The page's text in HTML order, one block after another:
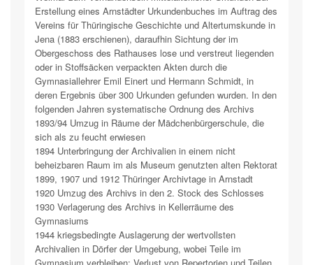
Erstellung eines Arnstädter Urkundenbuches im Auftrag des
Vereins für Thüringische Geschichte und Altertumskunde in
Jena (1883 erschienen), daraufhin Sichtung der im
Obergeschoss des Rathauses lose und verstreut liegenden
oder in Stoffsäcken verpackten Akten durch die
Gymnasiallehrer Emil Einert und Hermann Schmidt, in
deren Ergebnis über 300 Urkunden gefunden wurden. In den
folgenden Jahren systematische Ordnung des Archivs
1893/94 Umzug in Räume der Mädchenbürgerschule, die
sich als zu feucht erwiesen
1894 Unterbringung der Archivalien in einem nicht
beheizbaren Raum im als Museum genutzten alten Rektorat
1899, 1907 und 1912 Thüringer Archivtage in Arnstadt
1920 Umzug des Archivs in den 2. Stock des Schlosses
1930 Verlagerung des Archivs in Kellerräume des
Gymnasiums
1944 kriegsbedingte Auslagerung der wertvollsten
Archivalien in Dörfer der Umgebung, wobei Teile im